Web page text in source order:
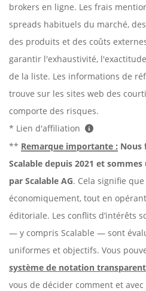
brokers en ligne. Les frais
spreads habituels du marché,
des produits et des coûts
garantir l'exhaustivité,
de la liste. Les informations de
trouve sur les sites web des
comporte des risques.
* Lien d'affiliation
** Remarque importante : Nous
Scalable depuis 2021 et
par Scalable AG. Cela signifie
économiquement, tout en
éditoriale. Les conflits d’intérêts
— y compris Scalable — sont
uniformes et objectifs. Vous
système de notation transparent
vous de décider comment et